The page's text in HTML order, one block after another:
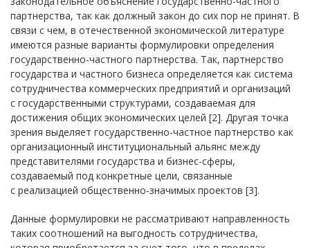
партнерства, так как должный закон до сих пор не принят. В
связи с чем, в отечественной экономической литературе
имеются разные варианты формулировки определения
государственно-частного партнерства. Так, партнерство
государства и частного бизнеса определяется как система
сотрудничества коммерческих предприятий и организаций
с государственными структурами, создаваемая для
достижения общих экономических целей [2]. Другая точка
зрения выделяет государственно-частное партнерство как
организационный институциональный альянс между
представителями государства и бизнес-сферы,
создаваемый под конкретные цели, связанные
с реализацией общественно-значимых проектов [3].
Данные формулировки не рассматривают направленность
таких соотношений на выгодность сотрудничества,